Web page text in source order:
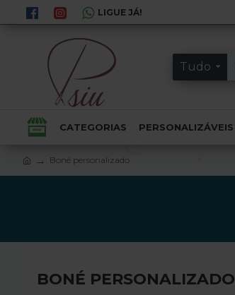
LIGUE JÁ!
Tudo
CATEGORIAS PERSONALIZÁVEIS
Boné personalizado
BONÉ PERSONALIZADO